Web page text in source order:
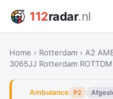
112radar.nl
Home › Rotterdam › A2
3065JJ Rotterdam
Ambulance P2